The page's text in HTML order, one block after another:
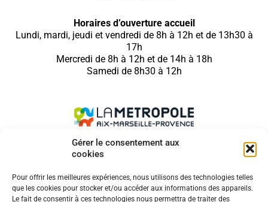
Gérer le consentement aux
cookies
Pour offrir les meilleures expériences, nous utilisons des technologies telles
que les cookies pour stocker et/ou accéder aux informations des appareils.
Le fait de consentir à ces technologies nous permettra de traiter des
Horaires d’ouverture accueil
Lundi, mardi, jeudi et vendredi de 8h à 12h et de 13h30 à
17h
Mercredi de 8h à 12h et de 14h à 18h
Samedi de 8h30 à 12h